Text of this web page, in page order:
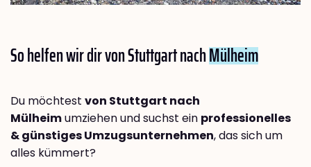
So helfen wir dir von Stuttgart nachMülheim
Du möchtest von Stuttgart nach
Mülheimumziehen und suchst ein professionelles
& günstiges Umzugsunternehmen, das sich um
alles kümmert?